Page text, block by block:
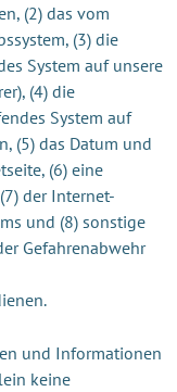
(2) das vom
(3) die
System auf unsere
(4) die
System auf
(5) das Datum und
(6) eine
der Internet-
und (8) sonstige
Gefahrenabwehr
und Informationen
keine